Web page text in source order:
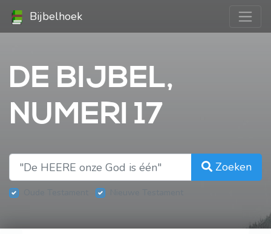
Bijbelhoek
DE BIJBEL,
NUMERI 17
Zoeken